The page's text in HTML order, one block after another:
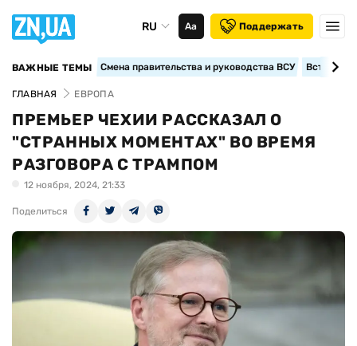
RU Аа Поддержать
ВАЖНЫЕ ТЕМЫ Смена правительства и руководства ВСУ
ГЛАВНАЯ ЕВРОПА
ПРЕМЬЕР ЧЕХИИ РАССКАЗАЛ О
"СТРАННЫХ МОМЕНТАХ" ВО ВРЕМЯ
РАЗГОВОРА С ТРАМПОМ
12 ноября, 2024, 21:33
Поделиться